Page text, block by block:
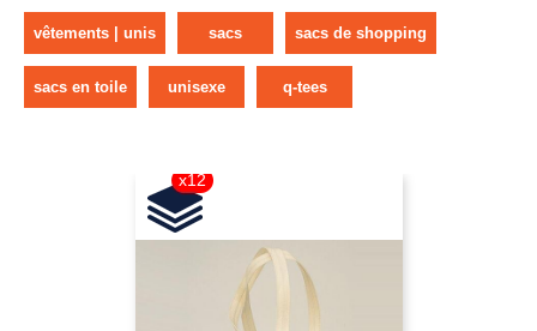
vêtements | unis sacs sacs de shopping
sacs en toile unisexe q-tees
x12